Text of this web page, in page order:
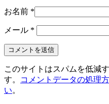
お名前 *
メール *
このサイトはスパムを低減
す。
コメントデータの処理
い。